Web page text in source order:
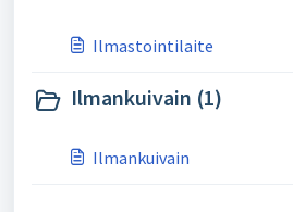
Ilmastointilaite
Ilmankuivain (1)
Ilmankuivain